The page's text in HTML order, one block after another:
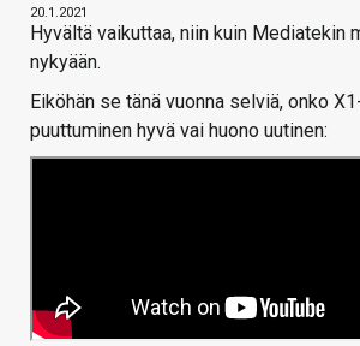
20.1.2021
Hyvältä vaikuttaa, niin kuin Mediatekin
nykyään.
Eiköhän se tänä vuonna selviä, onko
puuttuminen hyvä vai huono uutinen: